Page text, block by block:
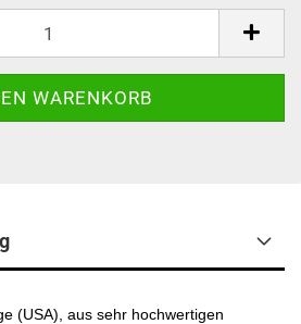
(USA), aus sehr hochwertigen